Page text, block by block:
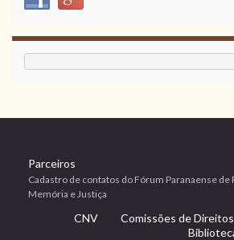
Parceiros
Cadastro de contatos do Fórum Paranaense de
Memória e Justiça
CNV
Comissões de